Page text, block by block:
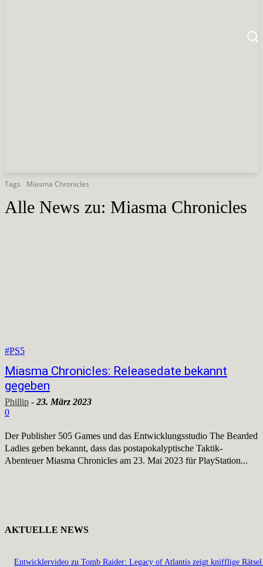
Tags Miasma Chronicles
Alle News zu: Miasma Chronicles
#PS5
Miasma Chronicles: Releasedate bekannt
gegeben
Phillip - 23. März 2023
0
Der Publisher 505 Games und das Entwicklungsstudio The Bearded
Ladies geben bekannt, dass das postapokalyptische Taktik-
Abenteuer Miasma Chronicles am 23. Mai 2023 für PlayStation...
AKTUELLE NEWS
Entwicklervideo zu Tomb Raider: Legacy of Atlantis zeigt knifflige Rätsel